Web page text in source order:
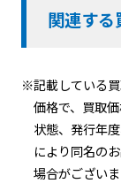
関連する
※記載している
価格で、買取
状態、発行年
により同名の
場合がござい